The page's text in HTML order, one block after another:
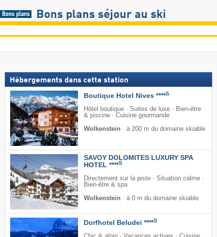
Bons plans séjour au ski
Hébergements dans cette station
Boutique Hotel Nives ****S
Hôtel boutique · Suites de luxe · Bien-être
& piscine · Cuisine gourmande
Wolkenstein · à 200 m du domaine skiable
SAVOY DOLOMITES LUXURY SPA
HOTEL ****S
Directement sur la piste · Situation calme ·
Bien-être & spa
Wolkenstein · à 0 m du domaine skiable
Dorfhotel Beludei ****S